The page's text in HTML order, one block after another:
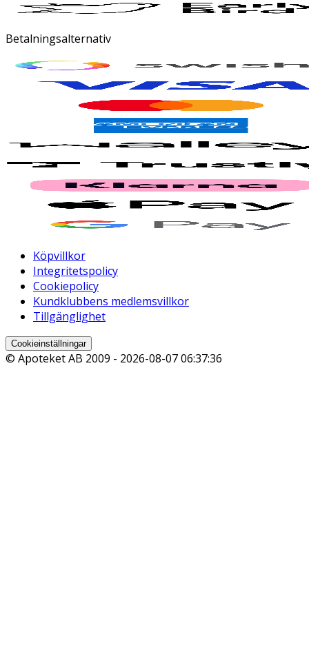
Betalningsalternativ
Köpvillkor
Integritetspolicy
Cookiepolicy
Kundklubbens medlemsvillkor
Tillgänglighet
Cookieinställningar
© Apoteket AB 2009 - 2026-08-07 06:37:36